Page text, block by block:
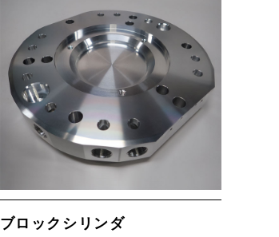
ブロックシリンダ